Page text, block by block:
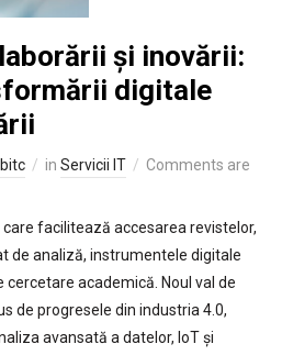
și inovării:
digitale
in Servicii IT
Comments are
care facilitează accesarea revistelor,
de analiză, instrumentele digitale
academică. Noul val de
de progresele din industria 4.0,
avansată a datelor, IoT și